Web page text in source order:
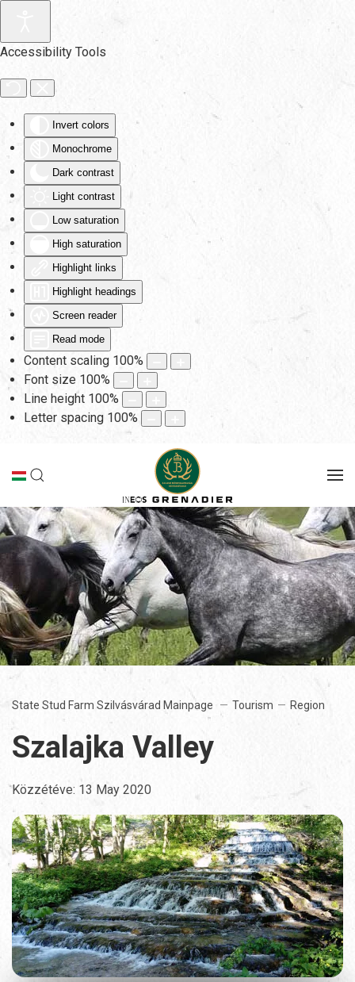
Accessibility Tools
Invert colors
Monochrome
Dark contrast
Light contrast
Low saturation
High saturation
Highlight links
Highlight headings
Screen reader
Read mode
Content scaling 100%
Font size 100%
Line height 100%
Letter spacing 100%
Skip to main content
State Stud Farm Szilvásvárad Mainpage Tourism Region
Szalajka Valley
Közzétéve: 13 May 2020